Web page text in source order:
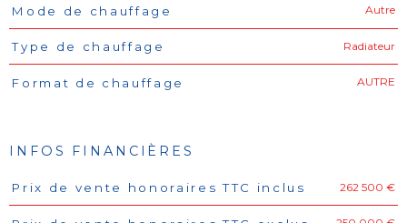
Mode de chauffage Autre
Type de chauffage Radiateur
Format de chauffage AUTRE
INFOS FINANCIÈRES
Caractéristiques Valeurs
Prix de vente honoraires TTC inclus 262 500 €